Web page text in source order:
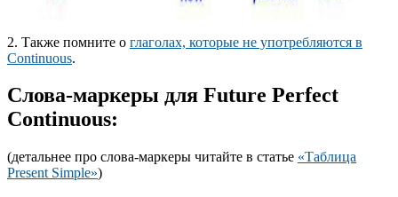
2. Также помните о глаголах, которые не употребляются в
Continuous.
Слова-маркеры для Future Perfect
Continuous:
(детальнее про слова-маркеры читайте в статье «Таблица
Present Simple»)